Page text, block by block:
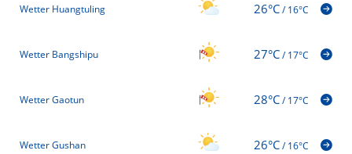
Wetter Huangtuling 26°C/16°C
Wetter Bangshipu 27°C/17°C
Wetter Gaotun 28°C/17°C
Wetter Gushan 26°C/16°C